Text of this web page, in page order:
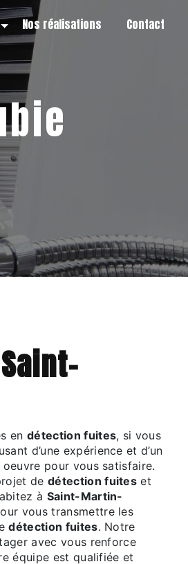
Nos réalisations Contact
endétection fuites, si vous
d’une expérience et d’un
pour vous satisfaire.
dedétection fuites et
à Saint-Martin-
vous transmettre les
détection fuites. Notre
avec vous renforce
équipe est qualifiée et